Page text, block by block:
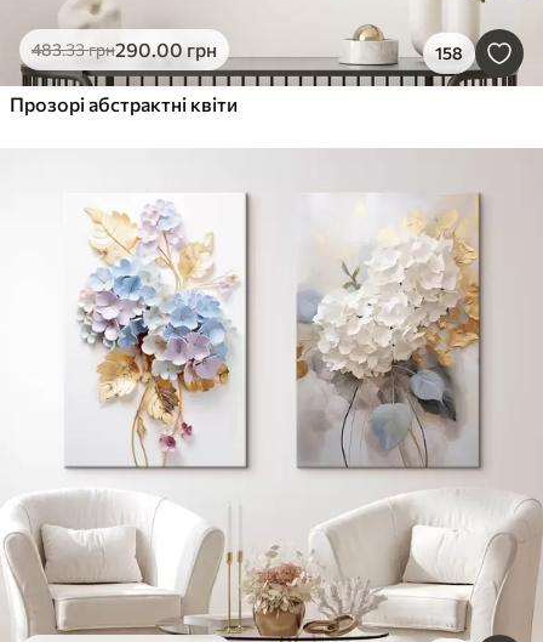
483.33грн290.00 грн 158
Прозорі абстрактні квіти